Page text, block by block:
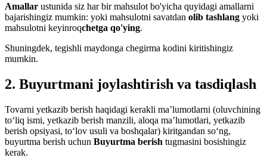
Amallar ustunida siz har bir mahsulot bo'yicha quyidagi amallarni
bajarishingiz mumkin: yoki mahsulotni savatdan olib tashlang yoki
mahsulotni keyinroqchetga qo'ying.
Shuningdek, tegishli maydonga chegirma kodini kiritishingiz
mumkin.
2. Buyurtmani joylashtirish va tasdiqlash
Tovarni yetkazib berish haqidagi kerakli ma’lumotlarni (oluvchining
to‘liq ismi, yetkazib berish manzili, aloqa ma’lumotlari, yetkazib
berish opsiyasi, to‘lov usuli va boshqalar) kiritgandan so‘ng,
buyurtma berish uchun Buyurtma berish tugmasini bosishingiz
kerak.